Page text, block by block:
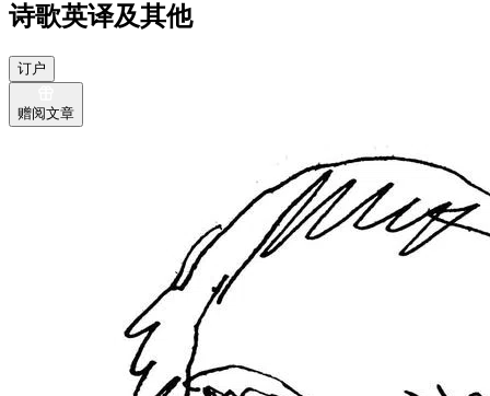
诗歌英译及其他
订户
赠阅文章